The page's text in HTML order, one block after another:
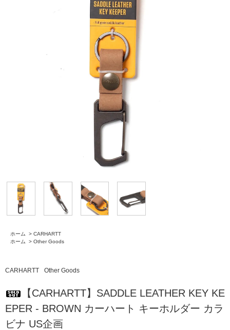
ホーム > CARHARTT
ホーム
> Other Goods
CARHARTT Other Goods
【CARHARTT】SADDLE LEATHER KEY KE
EPER - BROWN カーハート キーホルダー カラ
ビナ US企画